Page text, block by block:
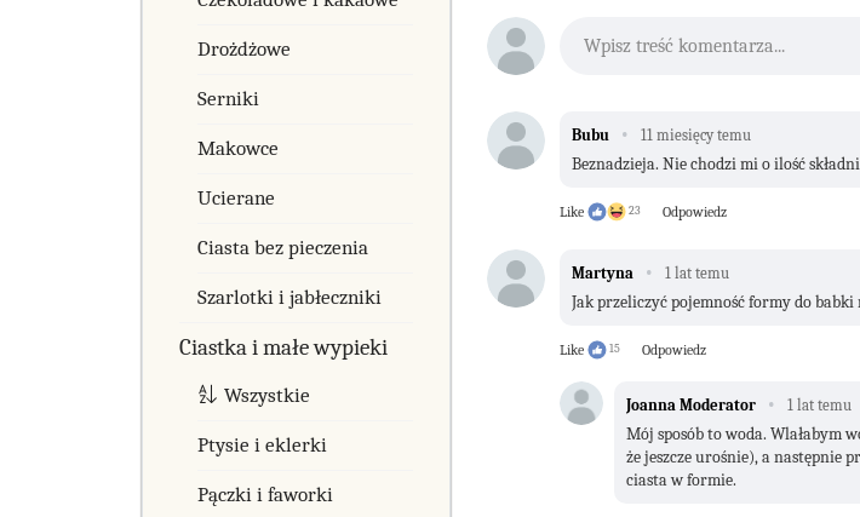
Drożdżowe
Serniki
Makowce
Ucierane
Ciasta bez pieczenia
Szarlotki i jabłeczniki
Ciastka i małe wypieki
Wszystkie
Ptysie i eklerki
Pączki i faworki
Wpisz treść komentarza...
Bubu · 11 miesięcy temu
Beznadzieja. Nie chodzi mi o ilość
Like 23 Odpowiedz
Martyna · 1 lat temu
Jak przeliczyć pojemność formy do babki
Like 15 Odpowiedz
Joanna Moderator · 1 lat temu
Mój sposób to woda. Wlałabym
że jeszcze urośnie), a następnie
ciasta w formie.